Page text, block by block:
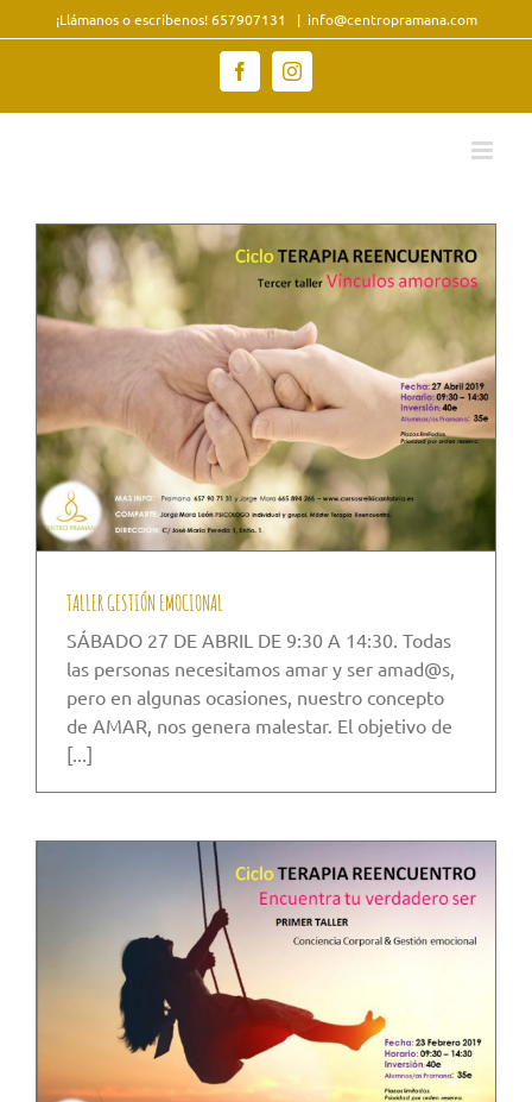
al
¡Llámanos o escribenos! 657907131 | info@centropramana.com
FacebookInstagram
TALLER GESTIÓN EMOCIONAL
SÁBADO 27 DE ABRIL DE 9:30 A 14:30. Todas
las personas necesitamos amar y ser amad@s,
pero en algunas ocasiones, nuestro concepto
de AMAR, nos genera malestar. El objetivo de
[...]